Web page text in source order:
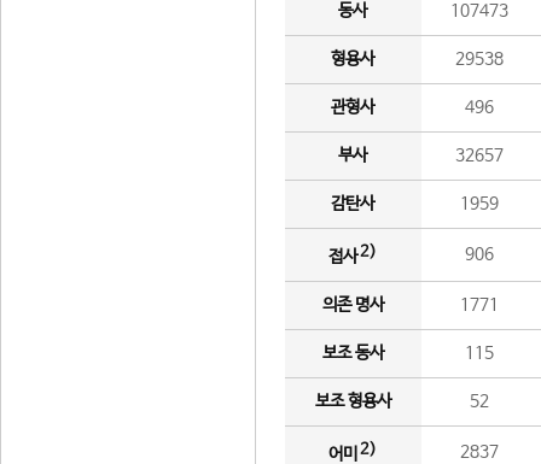
동사 107473
형용사 29538
관형사 496
부사 32657
감탄사 1959
접사2) 906
의존 명사 1771
보조 동사 115
보조 형용사 52
어미 2) 2837